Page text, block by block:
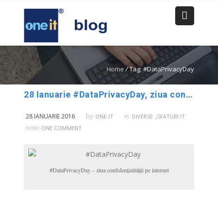
Home /Tag: #DataPrivacyDay
28 Ianuarie #DataPrivacyDay, ziua confidențialității pe internet – Sfaturi de la experţi
28 IANUARIE 2016 by: ONE-IT in: DIVERSE ,SFATURI IT
note: ONE COMMENT
#DataPrivacyDay – ziua confidențialității pe internet